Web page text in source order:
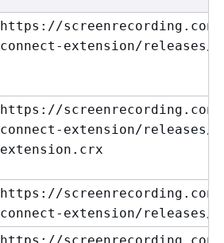
https://
connect-extension/releases/
https://
connect-extension/releases/
extension.crx
https://
connect-extension/releases/
https://